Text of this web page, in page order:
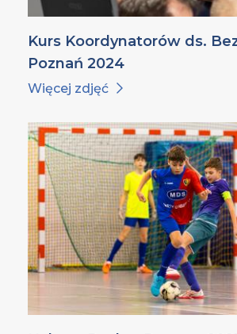
Kurs Koordynatorów ds.
Poznań 2024
Więcej zdjęć